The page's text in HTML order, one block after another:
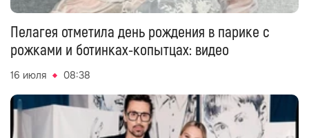
Пелагея отметила день рождения в парике с
рожками и ботинках-копытцах: видео
16 июля 08:38